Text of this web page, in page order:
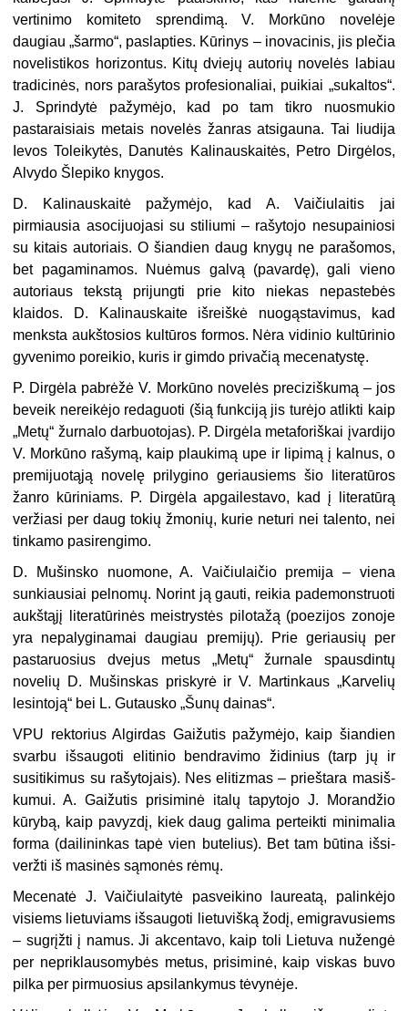
vertinimo komiteto sprendi­mą. V. Morkūno novelėje
daugiau „šarmo“, pa­slapties. Kūrinys – inovacinis, jis plečia
novelistikos horizontus. Kitų dviejų autorių nove­lės labiau
tradicinės, nors parašytos profesio­naliai, puikiai „sukaltos“.
J. Sprindytė pažy­mėjo, kad po tam tikro nuosmukio
pastarai­siais metais novelės žanras atsigauna. Tai liudija
Ievos Toleikytės, Danutės Kalinaus­kaitės, Petro Dirgėlos,
Alvydo Šlepiko kny­gos.
D. Kalinauskaitė pažymėjo, kad A. Vaičiulaitis jai
pirmiausia asocijuojasi su stiliumi – rašytojo nesupainiosi
su kitais autoriais. O šiandien daug knygų ne parašomos,
bet pagaminamos. Nuėmus galvą (pavardę), gali vieno
autoriaus tekstą prijungti prie kito niekas nepastebės
klaidos. D. Kalinauskaite išreiškė nuogąstavimus, kad
menksta aukšto­sios kultūros formos. Nėra vidinio kultūrinio
gyvenimo poreikio, kuris ir gimdo privačią mecenatystę.
P. Dirgėla pabrėžė V. Morkūno novelės preciziškumą – jos
beveik nereikėjo redaguoti (šią funkciją jis turėjo atlikti kaip
„Metų“ žur­nalo darbuotojas). P. Dirgėla metaforiškai įvardijo
V. Morkūno rašymą, kaip plaukimą upe ir lipimą į kalnus, o
premijuotąją novelę prilygino geriausiems šio literatūros
žanro kūriniams. P. Dirgėla apgailestavo, kad į lite­ratūrą
veržiasi per daug tokių žmonių, kurie neturi nei talento, nei
tinkamo pasirengi­mo.
D. Mušinsko nuomone, A. Vaičiulaičio pre­mija – viena
sunkiausiai pelnomų. Norint ją gauti, reikia pademonstruoti
aukštąjį litera­tūrinės meistrystės pilotažą (poezijos zonoje
yra nepalyginamai daugiau premijų). Prie ge­riausių per
pastaruosius dvejus metus „Metų“ žurnale spausdintų
novelių D. Mušinskas pri­skyrė ir V. Martinkaus „Karvelių
lesintoją“ bei L. Gutausko „Šunų dainas“.
VPU rektorius Algirdas Gaižutis pažy­mėjo, kaip šiandien
svarbu išsaugoti elitinio bendravimo židinius (tarp jų ir
susitikimus su rašytojais). Nes elitizmas – prieštara masiš­
kumui. A. Gaižutis prisiminė italų tapytojo J. Morandžio
kūrybą, kaip pavyzdį, kiek daug galima perteikti minimalia
forma (dailinin­kas tapė vien butelius). Bet tam būtina išsi­
veržti iš masinės sąmonės rėmų.
Mecenatė J. Vaičiulaitytė pasveikino lau­reatą, palinkėjo
visiems lietuviams išsaugoti lietuvišką žodį, emigravusiems
– sugrįžti į na­mus. Ji akcentavo, kaip toli Lietuva nužengė
per nepriklausomybės metus, prisiminė, kaip viskas buvo
pilka per pirmuosius apsilanky­mus tėvynėje.